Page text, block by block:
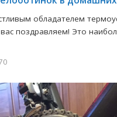
обладателем
поздравляем! Это